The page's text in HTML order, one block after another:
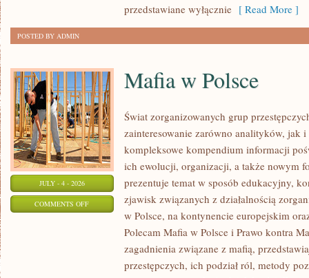
przedstawiane wyłącznie [ Read More ]
POSTED BY ADMIN
JULY - 4 - 2026
COMMENTS OFFON
Mafia w Polsce
Świat zorganizowanych grup
zainteresowanie zarówno analityków, jak
kompleksowe kompendium informacji
ich ewolucji, organizacji, a także nowym
prezentuje temat w sposób edukacyjny,
zjawisk związanych z działalnością
w Polsce, na kontynencie europejskim
Polecam Mafia w Polsce i Prawo kontra
zagadnienia związane z mafią,
przestępczych, ich podział ról, metody